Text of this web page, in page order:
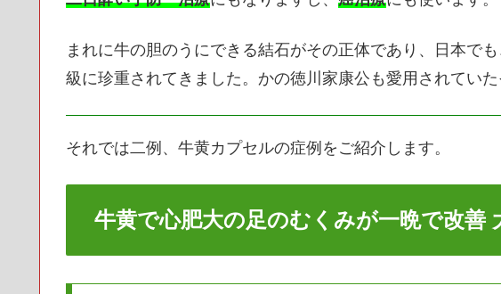
まれに牛の胆のうにできる結石がその正体であり、日本で
級に珍重されてきました。かの徳川家康公も愛用されていた
それでは二例、牛黄カプセルの症例をご紹介します。
牛黄で心肥大の足のむくみが一晩で改善